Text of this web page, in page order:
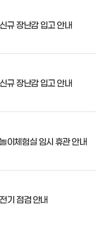
규 장난감 입고 안내
규 장난감 입고 안내
이체험실 임시 휴관 안내
기 점검 안내